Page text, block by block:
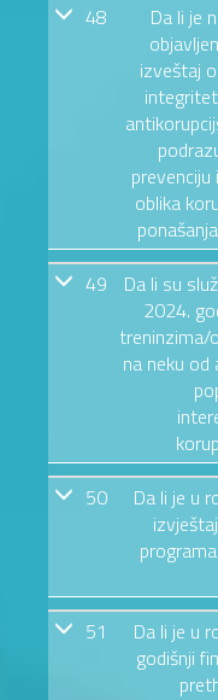
48
Da li je
izveštaj
oblika
49
Da li su
2024.
treninzima/
na neku
50
Da li je u
51
Da li je u
godišnji